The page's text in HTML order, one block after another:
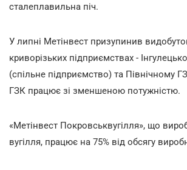
сталеплавильна піч.
У липні Метінвест призупинив
криворізьких підприємствах -
(спільне підприємство) та Північному
ГЗК працює зі зменшеною потужністю.
«Метінвест Покровськвугілля», що
вугілля, працює на 75% від обсягу